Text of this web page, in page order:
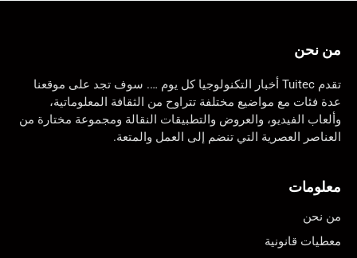
من نحن
تقدم Tuitec أخبار التكنولوجيا كل يوم …. سوف تجد على موقعنا
عدة فئات مع مواضيع مختلفة تتراوح من الثقافة المعلوماتية،
وألعاب الفيديو، والعروض والتطبيقات النقالة ومجموعة مختارة من
العناصر العصرية التي تنضم إلى العمل والمتعة.
معلومات
من نحن
معطيات قانونية